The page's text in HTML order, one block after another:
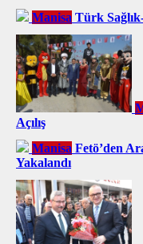
Manisa Türk
Açılış
Manisa Fetö’den
Yakalandı